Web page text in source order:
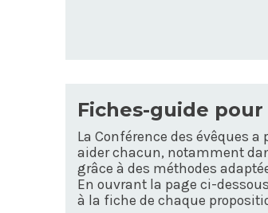
Fiches-guide
La Conférence des évêques
aider chacun, notamment
grâce à des méthodes
En ouvrant la page ci-
à la fiche de chaque